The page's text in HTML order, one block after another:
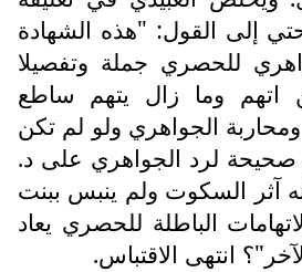
إلى القول: "هذه الشهادة
للحصري جملة وتفصيلا
وما زال يتهم ساطع
الجواهري ولو لم تكن
لرد الجواهري على د.
آثر السكوت ولم ينبس ببنت
الباطلة للحصري يعاد
انتهى الاقتباس.